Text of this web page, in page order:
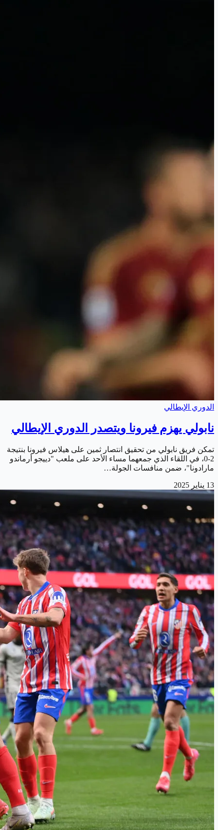
الدوري الإيطالي
نابولي يهزم فيرونا ويتصدر الدوري الإيطالي
تمكن فريق نابولي من تحقيق انتصار ثمين على هيلاس فيرونا بنتيجة
2-0، في اللقاء الذي جمعهما مساء الأحد على ملعب "دييجو أرماندو
مارادونا"، ضمن منافسات الجولة…
13 يناير 2025